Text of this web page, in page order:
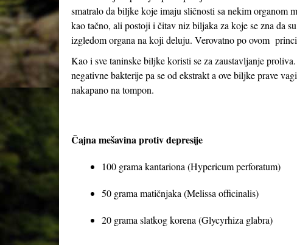
smatralo da biljke koje imaju sličnosti sa nekim organom
kao tačno, ali postoji i čitav niz biljaka za koje se zna da
izgledom organa na koji deluju. Verovatno po ovom
Kao i sve taninske biljke koristi se za zaustavljanje
negativne bakterije pa se od ekstrakt a ove biljke prave
nakapano na tompon.
Čajna mešavina protiv depresije
100 grama kantariona (Hypericum perforatum)
50 grama matičnjaka (Melissa officinalis)
20 grama slatkog korena (Glycyrhiza glabra)